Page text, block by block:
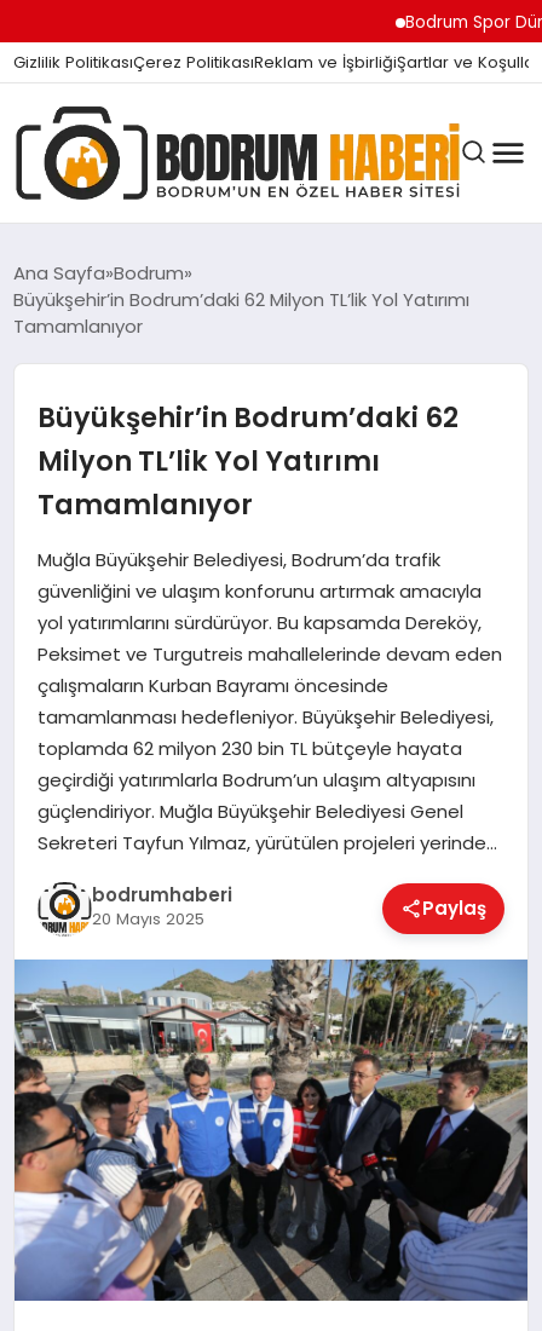
Bodrum Spor Dünyasını
Gizlilik PolitikasıÇerez PolitikasıReklam ve İşbirliğiŞartlar ve Koşullar
BODRUM BODRUM
SIYASET
MAGAZIN
KÖŞE YAZILARI
YAŞAM
SPOR
☰
Ana Sayfa Bodrum
Büyükşehir’in Bodrum’daki 62 Milyon TL’lik Yol Yatırımı
Tamamlanıyor
Büyükşehir’in Bodrum’daki 62
Milyon TL’lik Yol Yatırımı
Tamamlanıyor
Muğla Büyükşehir Belediyesi, Bodrum’da trafik
güvenliğini ve ulaşım konforunu artırmak amacıyla
yol yatırımlarını sürdürüyor. Bu kapsamda Dereköy,
Peksimet ve Turgutreis mahallelerinde devam eden
çalışmaların Kurban Bayramı öncesinde
tamamlanması hedefleniyor. Büyükşehir Belediyesi,
toplamda 62 milyon 230 bin TL bütçeyle hayata
geçirdiği yatırımlarla Bodrum’un ulaşım altyapısını
güçlendiriyor. Muğla Büyükşehir Belediyesi Genel
Sekreteri Tayfun Yılmaz, yürütülen projeleri yerinde…
bodrumhaberi
20 Mayıs 2025 Paylaş